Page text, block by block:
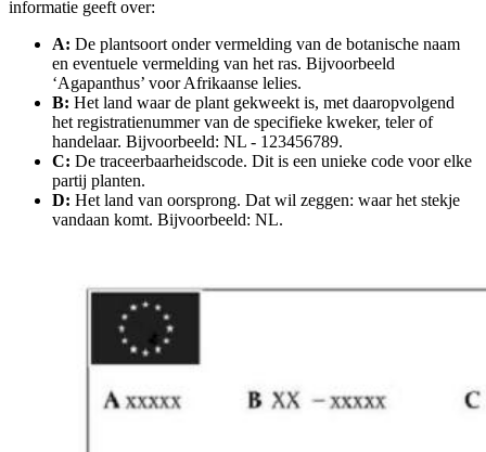
informatie geeft over:
A: De plantsoort onder vermelding van de botanische naam
en eventuele vermelding van het ras. Bijvoorbeeld
‘Agapanthus’ voor Afrikaanse lelies.
B: Het land waar de plant gekweekt is, met daaropvolgend
het registratienummer van de specifieke kweker, teler of
handelaar. Bijvoorbeeld: NL - 123456789.
C: De traceerbaarheidscode. Dit is een unieke code voor elke
partij planten.
D: Het land van oorsprong. Dat wil zeggen: waar het stekje
vandaan komt. Bijvoorbeeld: NL.